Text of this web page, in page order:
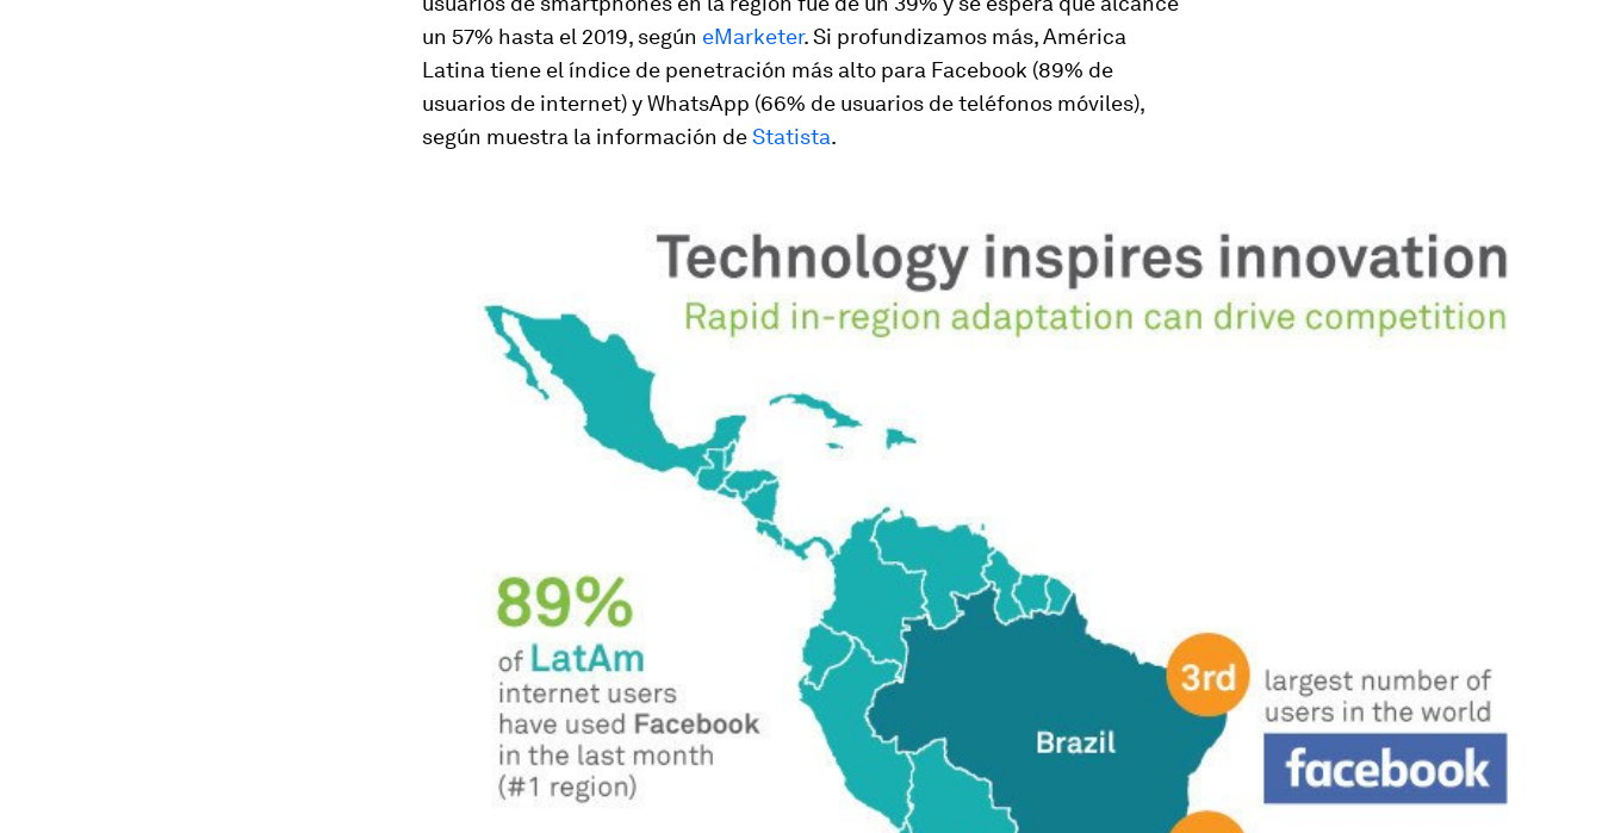
un 57% hasta el 2019, según eMarketer. Si profundizamos más, América
Latina tiene el índice de penetración más alto para Facebook (89% de
usuarios de internet) y WhatsApp (66% de usuarios de teléfonos móviles),
según muestra la información deStatista.